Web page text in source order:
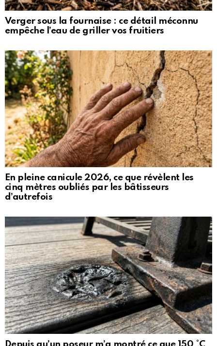
Verger sous la fournaise : ce détail méconnu
empêche l’eau de griller vos fruitiers
En pleine canicule 2026, ce que révèlent les
cinq mètres oubliés par les bâtisseurs
d’autrefois
Depuis qu’un poseur m’a montré ce que 150 °C